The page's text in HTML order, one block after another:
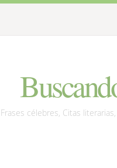
Frases célebres, Citas